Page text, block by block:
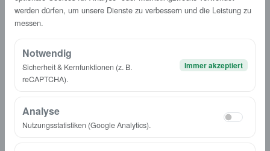
werden dürfen, um unsere Dienste zu verbessern und die Leistung zu
messen.
Notwendig
Sicherheit & Kernfunktionen (z. B.
reCAPTCHA).
Immer akzeptiert
Analyse
Nutzungsstatistiken (Google Analytics).